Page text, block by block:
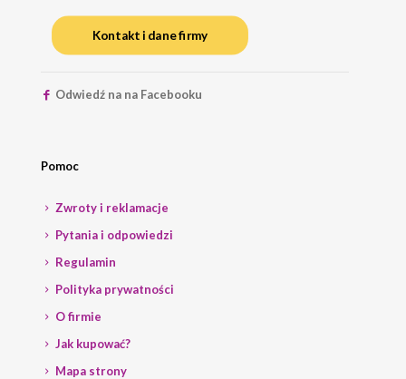
Kontakt i dane firmy
Odwiedź na na Facebooku
Pomoc
Zwroty i reklamacje
Pytania i odpowiedzi
Regulamin
Polityka prywatności
O firmie
Jak kupować?
Mapa strony